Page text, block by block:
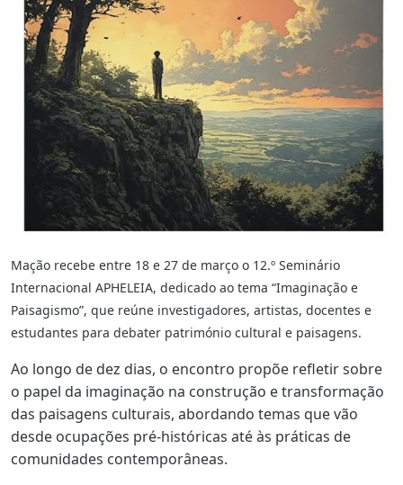
Mação recebe entre 18 e 27 de março o 12.º Seminário
Internacional APHELEIA, dedicado ao tema “Imaginação e
Paisagismo”, que reúne investigadores, artistas, docentes e
estudantes para debater património cultural e paisagens.
Ao longo de dez dias, o encontro propõe refletir sobre
o papel da imaginação na construção e transformação
das paisagens culturais, abordando temas que vão
desde ocupações pré-históricas até às práticas de
comunidades contemporâneas.